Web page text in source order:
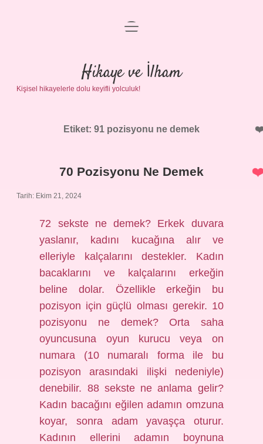
Anasayfa
Gizlilik Politikası
Yasal Uyarı
menüyü
Hikaye ve İlham
Kişisel hikayelerle dolu keyifli yolculuk!
Etiket: 91 pozisyonu ne demek
70 Pozisyonu Ne Demek
Tarih: Ekim 21, 2024
72 sekste ne demek? Erkek duvara
yaslanır, kadını kucağına alır ve
elleriyle kalçalarını destekler. Kadın
bacaklarını ve kalçalarını erkeğin
beline dolar. Özellikle erkeğin bu
pozisyon için güçlü olması gerekir. 10
pozisyonu ne demek? Orta saha
oyuncusuna oyun kurucu veya on
numara (10 numaralı forma ile bu
pozisyon arasındaki ilişki nedeniyle)
denebilir. 88 sekste ne anlama gelir?
Kadın bacağını eğilen adamın omzuna
koyar, sonra adam yavaşça oturur.
Kadının ellerini adamın boynuna